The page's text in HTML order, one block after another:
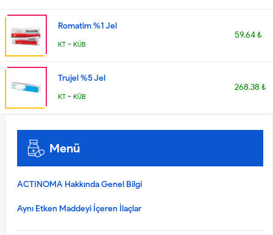
Romatim %1 Jel
KT - KÜB
59.64 ₺
Trujel %5 Jel
KT - KÜB
268.38 ₺
Menü
ACTINOMA Hakkında Genel Bilgi
Aynı Etken Maddeyi İçeren İlaçlar